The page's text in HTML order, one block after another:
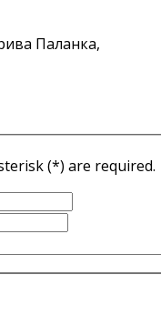
Паланка,
(*) are required.